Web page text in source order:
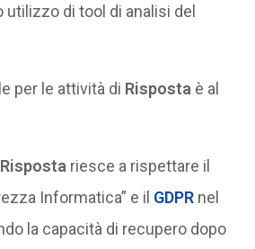
di tool di analisi del
per le attività di Risposta è al
Risposta riesce a rispettare il
Informatica” e il GDPRnel
la capacità di recupero dopo